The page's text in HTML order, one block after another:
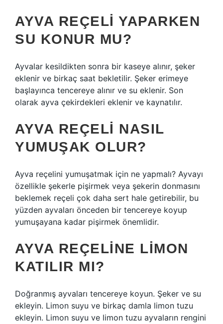
AYVA REÇELI YAPARKEN
SU KONUR MU?
Ayvalar kesildikten sonra bir kaseye alınır, şeker
eklenir ve birkaç saat bekletilir. Şeker erimeye
başlayınca tencereye alınır ve su eklenir. Son
olarak ayva çekirdekleri eklenir ve kaynatılır.
AYVA REÇELI NASIL
YUMUŞAK OLUR?
Ayva reçelini yumuşatmak için ne yapmalı? Ayvayı
özellikle şekerle pişirmek veya şekerin donmasını
beklemek reçeli çok daha sert hale getirebilir, bu
yüzden ayvaları önceden bir tencereye koyup
yumuşayana kadar pişirmek önemlidir.
AYVA REÇELINE LIMON
KATILIR MI?
Doğranmış ayvaları tencereye koyun. Şeker ve su
ekleyin. Limon suyu ve birkaç damla limon tuzu
ekleyin. Limon suyu ve limon tuzu ayvaların rengini